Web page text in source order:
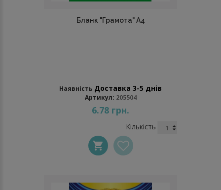
Бланк "Грамота" А4
Наявність Доставка 3-5 днів
Артикул: 205504
6.78 грн.
Кількість